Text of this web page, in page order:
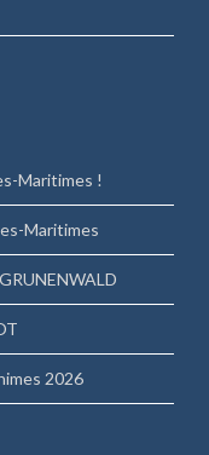
Maritimes !
Maritimes
2026